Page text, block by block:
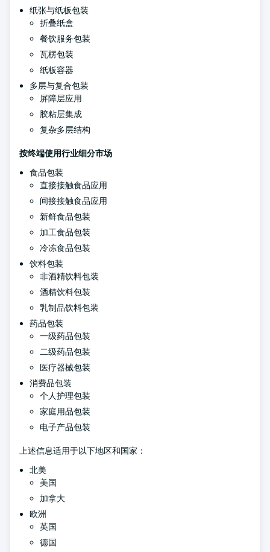
纸张与纸板包装
折叠纸盒
餐饮服务包装
瓦楞包装
纸板容器
多层与复合包装
屏障层应用
胶粘层集成
复杂多层结构
按终端使用行业细分市场
食品包装
直接接触食品应用
间接接触食品应用
新鲜食品包装
加工食品包装
冷冻食品包装
饮料包装
非酒精饮料包装
酒精饮料包装
乳制品饮料包装
药品包装
一级药品包装
二级药品包装
医疗器械包装
消费品包装
个人护理包装
家庭用品包装
电子产品包装
上述信息适用于以下地区和国家：
北美
美国
加拿大
欧洲
英国
德国